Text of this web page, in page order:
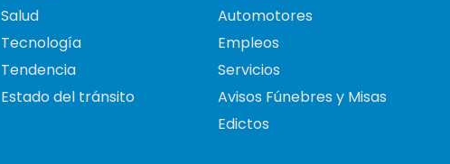
Salud
Tecnología
Tendencia
Estado del tránsito
Automotores
Empleos
Servicios
Avisos Fúnebres y Misas
Edictos